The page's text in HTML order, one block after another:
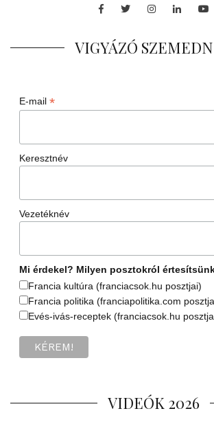
Facebook
TwitterInstagram
LinkedIn
VIGYÁZÓ
E-mail *
Keresztnév
Vezetéknév
Mi érdekel? Milyen posztokról
Francia kultúra (franciacsok.hu posztjai)
Francia politika (franciapolitika.com
Evés-ivás-receptek (franciacsok.hu
VIDEÓK 2026